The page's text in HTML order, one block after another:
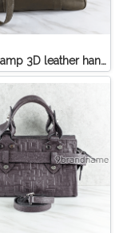
Long Champ 3D leather handbag